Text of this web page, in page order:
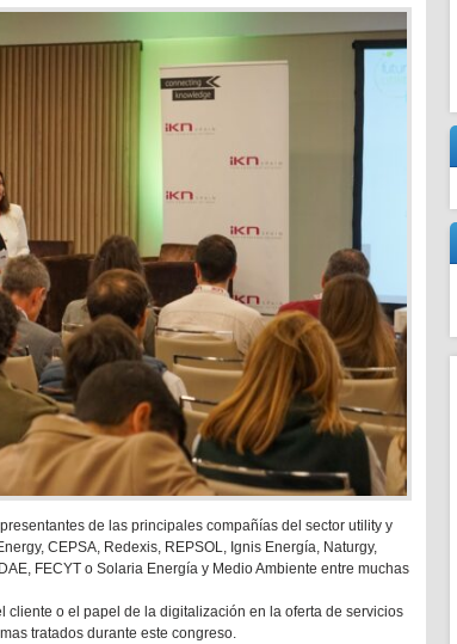
de las principales compañías del sector utility y
CEPSA, Redexis, REPSOL, Ignis Energía, Naturgy,
FECYT o Solaria Energía y Medio Ambiente entre muchas
o el papel de la digitalización en la oferta de servicios
tratados durante este congreso.